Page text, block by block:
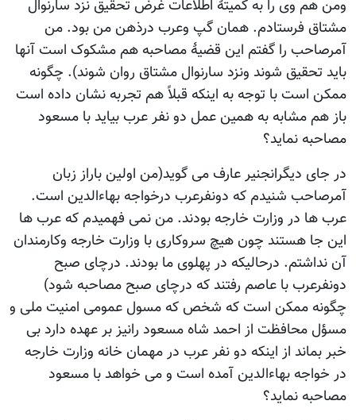
ومن هم وی را به کمیتۀ اطلاعات غرض تحقیق نزد سارنوال
مشتاق فرستادم. همان گپ وعرب درذهن من بود. من
آمرصاحب را گفتم این قضیۀ مصاحبه هم مشکوک است آنها
باید تحقیق شوند ونزد سارنوال مشتاق روان شوند). چگونه
ممکن است با توجه به اینکه قبلاً هم تجربه نشان داده است
باز هم مشابه به همین عمل دو نفر عرب بیاید با مسعود
مصاحبه نماید؟
در جای دیگرانجنیر عارف می گوید(من اولین باراز زبان
آمرصاحب شنیدم که دونفرعرب درخواجه بهاءالدین است.
عرب ها در وزارت خارجه بودند. من نمی فهمیدم که عرب ها
این جا هستند چون هیچ سروکاری با وزارت خارجه وکارمندان
آن نداشتم. درحالیکه در پهلوی ما بودند. درچای صبح
دونفرعرب با عاصم رفتند که درچای صبح مصاحبه شود)
چگونه ممکن است که شخص که مسول عمومی امنیت ملی و
مسؤل محافظت از احمد شاه مسعود رانیز بر عهده دارد بی
خبر بماند از اینکه دو نفر عرب در مهمان خانه وزارت خارجه
در خواجه بهاءالدین آمده است و می خواهد با مسعود
مصاحبه نماید؟